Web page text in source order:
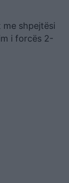
shpejtësi
i forcës 2-